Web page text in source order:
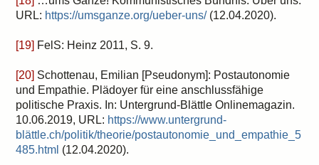
URL: https://umsganze.org/ueber-uns/(12.04.2020).
[19] FelS: Heinz 2011, S. 9.
[20] Schottenau, Emilian [Pseudonym]: Postautonomie
und Empathie. Plädoyer für eine anschlussfähige
politische Praxis. In: Untergrund-Blättle Onlinemagazin.
10.06.2019, URL: https://www.untergrund-
blättle.ch/politik/theorie/postautonomie_und_empathie_5
485.html (12.04.2020).